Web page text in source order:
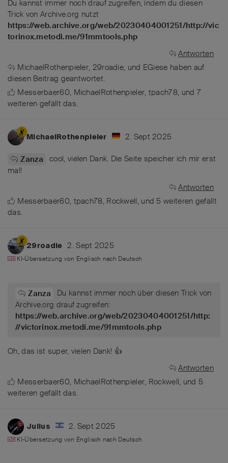
Du kannst immer noch drauf zugreifen, indem du diesen
Trick von Archive.org nutzt
https://web.archive.org/web/20230404001251/http://vic
torinox.metodi.me/91mmtools.php
Antworten
MichaelRothenpieler, 29roadie, und EGiese haben auf
diesen Beitrag geantwortet.
Messerbaer60, MichaelRothenpieler, tpach78, und 7
weiteren gefällt das.
MichaelRothenpieler 2. Sept 2025
Zanza
cool, vielen Dank. Die Seite speicher ich mir erst
mal!
Antworten
Messerbaer60, tpach78, Rockwell, und 5 weiteren gefällt
das.
29roadie 2. Sept 2025
KI-Übersetzung von Englisch nach Deutsch
Zanza
Du kannst immer noch über diesen Trick von
Archive.org drauf zugreifen:
https://web.archive.org/web/20230404001251/http:
//victorinox.metodi.me/91mmtools.php
Oh, das ist super, vielen Dank! 👍
Antworten
Messerbaer60, MichaelRothenpieler, Rockwell, und 5
weiteren gefällt das.
Julius 2. Sept 2025
KI-Übersetzung von Englisch nach Deutsch